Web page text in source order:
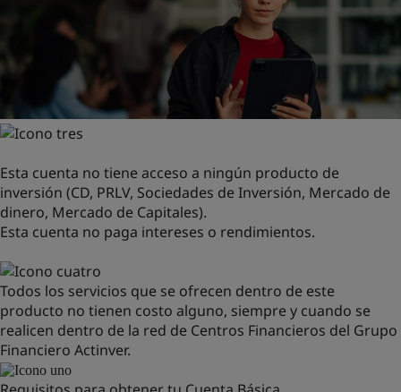
Esta cuenta no tiene acceso a ningún producto de
inversión (CD, PRLV, Sociedades de Inversión, Mercado de
dinero, Mercado de Capitales).
Esta cuenta no paga intereses o rendimientos.
Todos los servicios que se ofrecen dentro de este
producto no tienen costo alguno, siempre y cuando se
realicen dentro de la red de Centros Financieros del Grupo
Financiero Actinver.